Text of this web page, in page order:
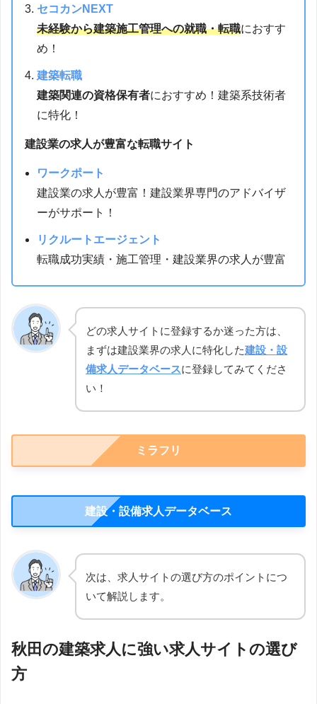
セコカンNEXT
未経験から建築施工管理への就職・転職におすす
め！
建築転職
建築関連の資格保有者におすすめ！建築系技術者
に特化！
建設業の求人が豊富な転職サイト
ワークポート
建設業の求人が豊富！建設業界専門のアドバイザ
ーがサポート！
リクルートエージェント
転職成功実績・施工管理・建設業界の求人が豊富
どの求人サイトに登録するか迷った方は、
まずは建設業界の求人に特化した建設・設
備求人データベースに登録してみてくださ
い！
ミラフリ
建設・設備求人データベース
次は、求人サイトの選び方のポイントにつ
いて解説します。
秋田の建築求人に強い求人サイトの選び
方